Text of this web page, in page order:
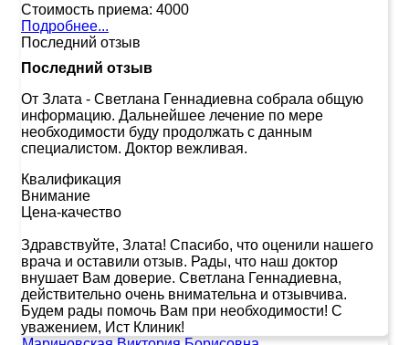
Стоимость приема: 4000
Подробнее...
Последний отзыв
Последний отзыв
От Злата - Светлана Геннадиевна собрала общую
информацию. Дальнейшее лечение по мере
необходимости буду продолжать с данным
специалистом. Доктор вежливая.
Квалификация
Внимание
Цена-качество
Здравствуйте, Злата! Спасибо, что оценили нашего
врача и оставили отзыв. Рады, что наш доктор
внушает Вам доверие. Светлана Геннадиевна,
действительно очень внимательна и отзывчива.
Будем рады помочь Вам при необходимости! С
уважением, Ист Клиник!